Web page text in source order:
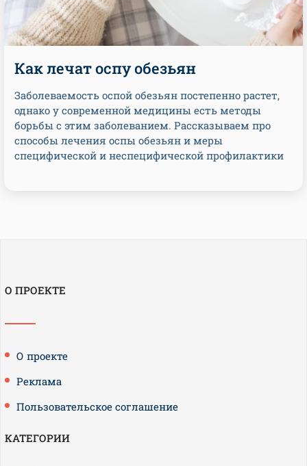
Как лечат оспу обезьян
Заболеваемость оспой обезьян постепенно растет,
однако у современной медицины есть методы
борьбы с этим заболеванием. Рассказываем про
способы лечения оспы обезьян и меры
специфической и неспецифической профилактики
О ПРОЕКТЕ
О проекте
Реклама
Пользовательское соглашение
КАТЕГОРИИ